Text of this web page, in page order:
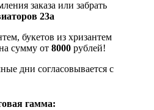
заказа или забрать
23а
букетов из хризантем
сумму от 8000 рублей!
дни согласовывается с
гамма: